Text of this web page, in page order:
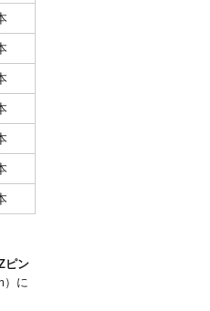
ピン
）に